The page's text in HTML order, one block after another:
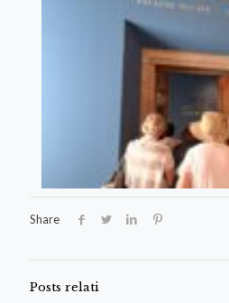
Share
Posts relati